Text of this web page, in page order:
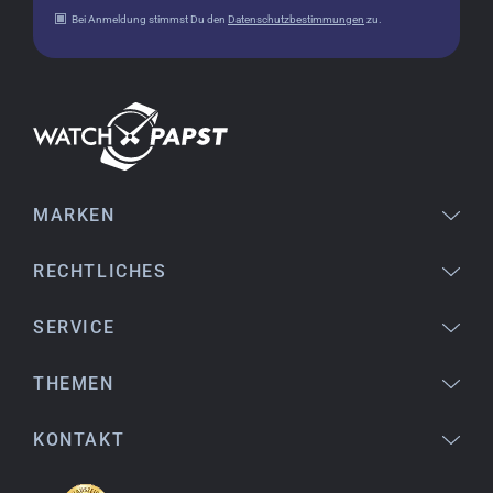
Jessica E.
Perfekter Service und sehr schöne Uhr. Vielen
Dank :-)
Bogdan B.
really a time capsule! Very satisfied to find such
Ich komme aus den USA (Buffalo, NY) und habe
Bei Anmeldung stimmst Du den Datenschutzbestimmungen zu.
MARKEN
RECHTLICHES
SERVICE
THEMEN
KONTAKT